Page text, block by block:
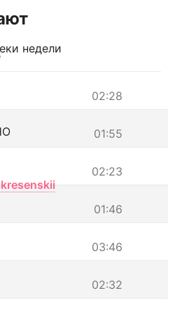
недели
02:28
01:55
02:23
01:46
03:46
02:32